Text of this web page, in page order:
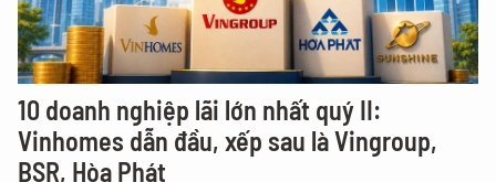
10 doanh nghiệp lãi lớn nhất quý II:
Vinhomes dẫn đầu, xếp sau là Vingroup,
BSR, Hòa Phát